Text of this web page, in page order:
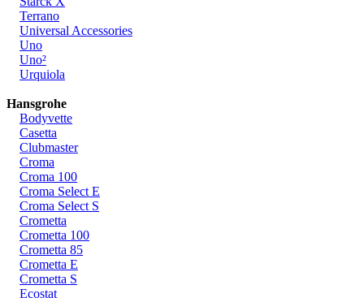
Terrano
Universal Accessories
Uno
Uno²
Urquiola
Hansgrohe
Bodyvette
Casetta
Clubmaster
Croma
Croma 100
Croma Select E
Croma Select S
Crometta
Crometta 100
Crometta 85
Crometta E
Crometta S
Ecostat